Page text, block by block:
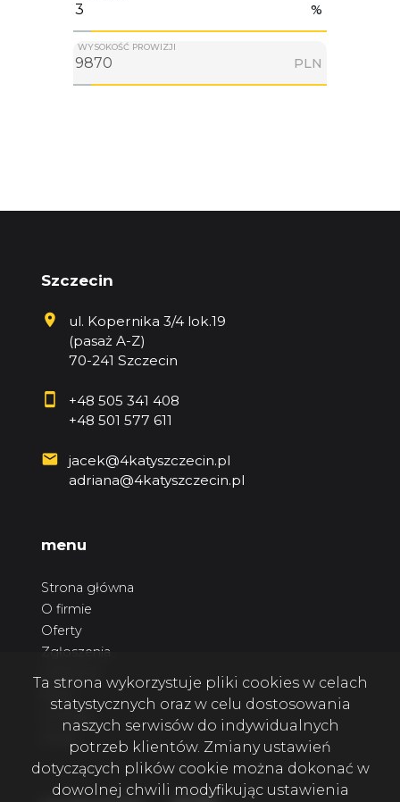
%
WYSOKOŚĆ PROWIZJI
PLN
Szczecin
ul. Kopernika 3/4 lok.19
(pasaż A-Z)
70-241 Szczecin
+48 505 341 408
+48 501 577 611
jacek@4katyszczecin.pl
adriana@4katyszczecin.pl
menu
Strona główna
O firmie
Oferty
Zgłoszenia
Kontakt
Ta strona wykorzystuje pliki cookies w celach
statystycznych oraz w celu dostosowania
naszych serwisów do indywidualnych
potrzeb klientów. Zmiany ustawień
dotyczących plików cookie można dokonać w
dowolnej chwili modyfikując ustawienia